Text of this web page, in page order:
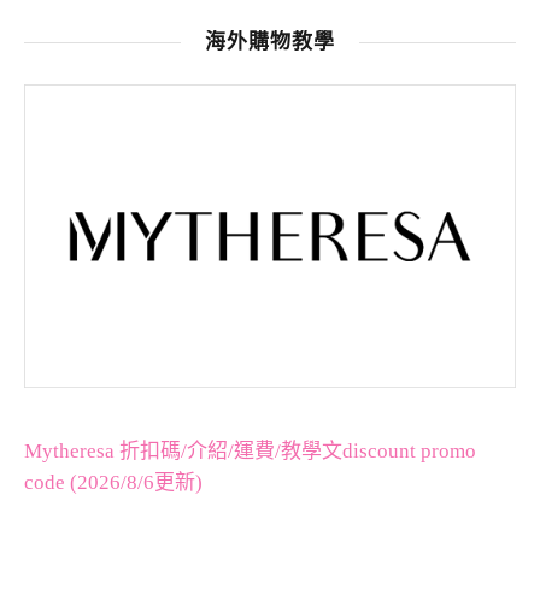
海外購物教學
Mytheresa 折扣碼/介紹/運費/教學文discount promo
code (2026/8/6更新)